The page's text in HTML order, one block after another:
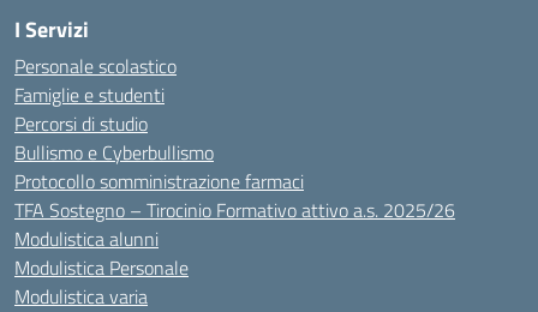
I Servizi
Personale scolastico
Famiglie e studenti
Percorsi di studio
Bullismo e Cyberbullismo
Protocollo somministrazione farmaci
TFA Sostegno – Tirocinio Formativo attivo a.s. 2025/26
Modulistica alunni
Modulistica Personale
Modulistica varia